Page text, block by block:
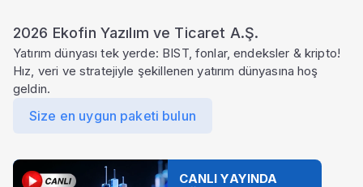
2026 Ekofin Yazılım ve Ticaret A.Ş.
Yatırım dünyası tek yerde: BIST, fonlar, endeksler & kripto!
Hız, veri ve stratejiyle şekillenen yatırım dünyasına hoş
geldin.
Size en uygun paketi bulun
CANLI YAYINDA